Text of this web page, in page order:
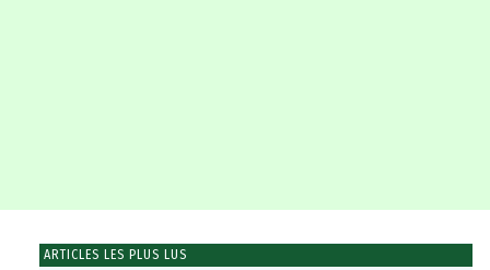
ARTICLES LES PLUS LUS